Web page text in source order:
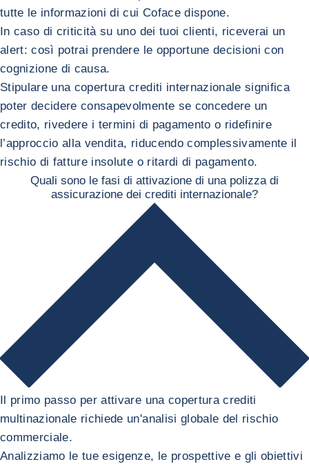
tutte le informazioni di cui Coface dispone.
In caso di criticità su uno dei tuoi clienti, riceverai un
alert: così potrai prendere le opportune decisioni con
cognizione di causa.
Stipulare una copertura crediti internazionale significa
poter decidere consapevolmente se concedere un
credito, rivedere i termini di pagamento o ridefinire
l’approccio alla vendita, riducendo complessivamente il
rischio di fatture insolute o ritardi di pagamento.
Quali sono le fasi di attivazione di una polizza di
assicurazione dei crediti internazionale?
​Il primo passo per attivare una copertura crediti
multinazionale richiede un'analisi globale del rischio
commerciale.
Analizziamo le tue esigenze, le prospettive e gli obiettivi